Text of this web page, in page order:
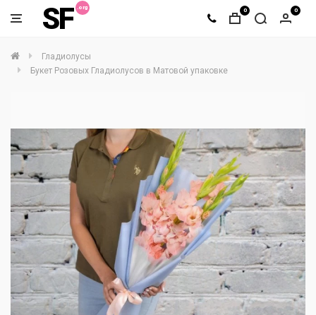
SF 0 0
Гладиолусы
Букет Розовых Гладиолусов в Матовой упаковке